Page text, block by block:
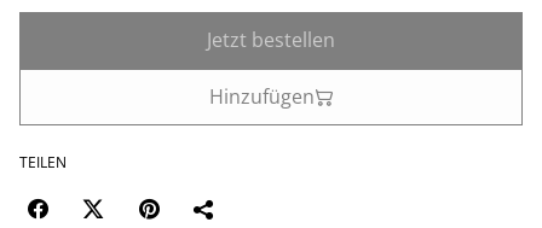
Jetzt bestellen
Hinzufügen
TEILEN